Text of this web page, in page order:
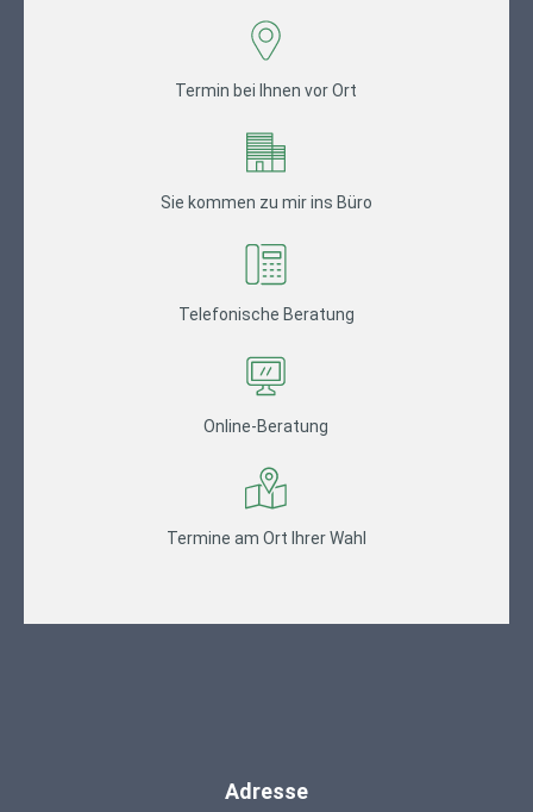
Termin bei Ihnen vor Ort
Sie kommen zu mir ins Büro
Telefonische Beratung
Online-Beratung
Termine am Ort Ihrer Wahl
Adresse